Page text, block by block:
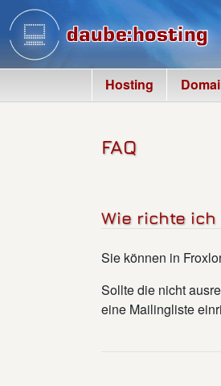
Hosting
FAQ
Wie richte ich
Sie können in
Sollte die nicht
eine Mailingliste